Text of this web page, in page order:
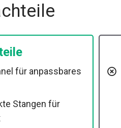
für anpassbares
Stangen für